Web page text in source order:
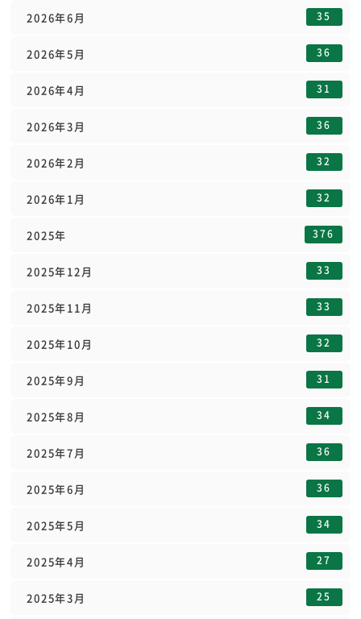
2026年6月 35
2026年5月 36
2026年4月 31
2026年3月 36
2026年2月 32
2026年1月 32
2025年 376
2025年12月 33
2025年11月 33
2025年10月 32
2025年9月 31
2025年8月 34
2025年7月 36
2025年6月 36
2025年5月 34
2025年4月 27
2025年3月 25